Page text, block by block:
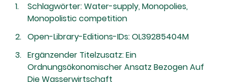
Schlagwörter: Water-supply, Monopolies,
Monopolistic competition
Open-Library-Editions-IDs: OL39285404M
Ergänzender Titelzusatz: Ein
Ordnungsökonomischer Ansatz Bezogen Auf
Die Wasserwirtschaft